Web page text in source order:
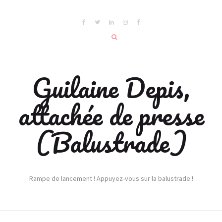
Guilaine Depis,
attachée de presse
(Balustrade)
Rampe de lancement ! Appuyez-vous sur la balustrade !